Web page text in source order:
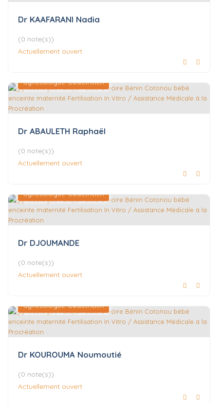
Dr KAAFARANI Nadia
(0 note(s))
Actuellement ouvert
Gynécologue-Obstétricien
Dr ABAULETH Raphaël
(0 note(s))
Actuellement ouvert
Gynécologue-Obstétricien
Dr DJOUMANDE
(0 note(s))
Actuellement ouvert
Gynécologue-Obstétricien
Dr KOUROUMA Noumoutié
(0 note(s))
Actuellement ouvert